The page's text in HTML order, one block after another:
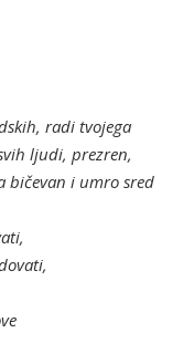
radi tvojega
ljudi, prezren,
bičevan i umro sred